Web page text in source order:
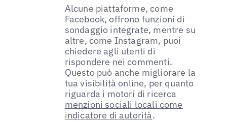
Alcune piattaforme, come
Facebook, offrono funzioni di
sondaggio integrate, mentre su
altre, come Instagram, puoi
chiedere agli utenti di
rispondere nei commenti.
Questo può anche migliorare la
tua visibilità online, per quanto
riguarda i motori di ricerca
menzioni sociali locali come
indicatore di autorità.